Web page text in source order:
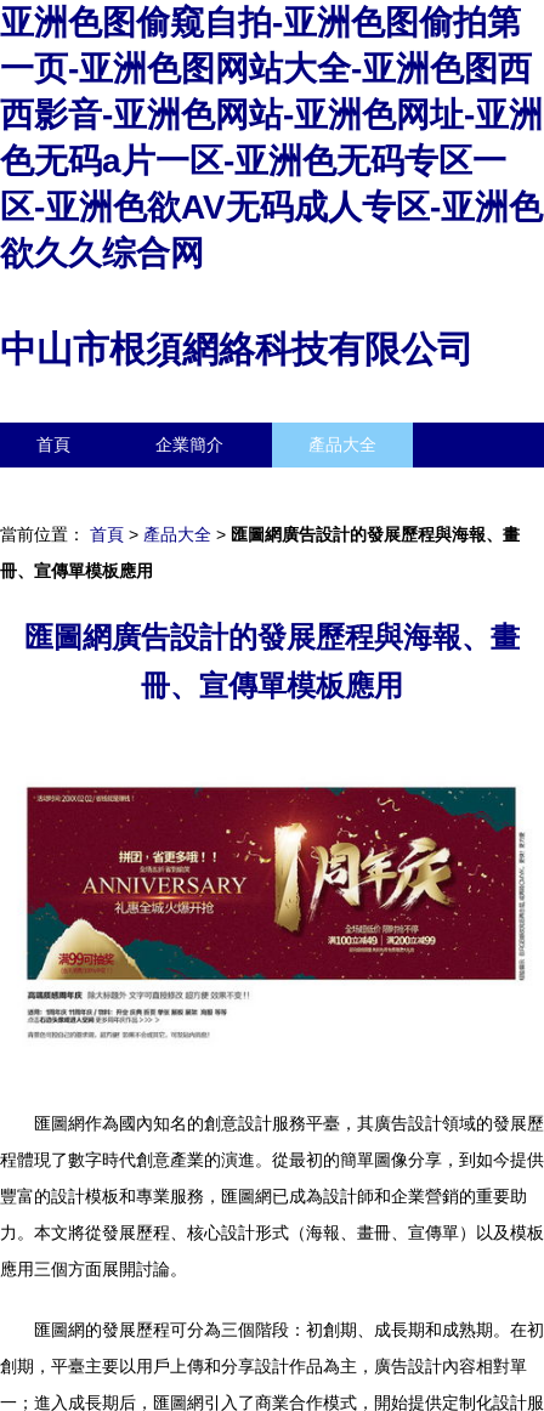
亚洲色图偷窥自拍-亚洲色图偷拍第
一页-亚洲色图网站大全-亚洲色图西
西影音-亚洲色网站-亚洲色网址-亚洲
色无码a片一区-亚洲色无码专区一
区-亚洲色欲AV无码成人专区-亚洲色
欲久久综合网
中山市根須網絡科技有限公司
首頁 企業簡介 產品大全
當前位置： 首頁 > 產品大全 > 匯圖網廣告設計的發展歷程與海報、畫
冊、宣傳單模板應用
匯圖網廣告設計的發展歷程與海報、畫
冊、宣傳單模板應用
匯圖網作為國內知名的創意設計服務平臺，其廣告設計領域的發展歷
程體現了數字時代創意產業的演進。從最初的簡單圖像分享，到如今提供
豐富的設計模板和專業服務，匯圖網已成為設計師和企業營銷的重要助
力。本文將從發展歷程、核心設計形式（海報、畫冊、宣傳單）以及模板
應用三個方面展開討論。
匯圖網的發展歷程可分為三個階段：初創期、成長期和成熟期。在初
創期，平臺主要以用戶上傳和分享設計作品為主，廣告設計內容相對單
一；進入成長期后，匯圖網引入了商業合作模式，開始提供定制化設計服